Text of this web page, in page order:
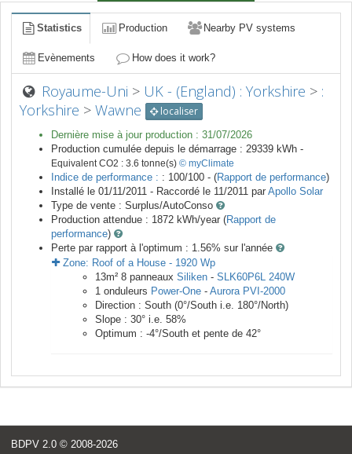
Statistics Production Nearby PV systems
Evènements How does it work?
Royaume-Uni > UK - (England) : Yorkshire > :
Yorkshire > Wawne localiser
Dernière mise à jour production : 31/07/2026
Production cumulée depuis le démarrage : 29339 kWh -
Equivalent CO2 : 3.6 tonne(s) © myClimate
Indice de performance : : 100/100 - (Rapport de performance)
Installé le 01/11/2011 - Raccordé le 11/2011 par Apollo Solar
Type de vente : Surplus/AutoConso
Production attendue : 1872 kWh/year (Rapport de
performance)
Perte par rapport à l'optimum : 1.56% sur l'année
Zone: Roof of a House - 1920 Wp
13m² 8 panneaux Siliken - SLK60P6L 240W
1 onduleurs Power-One - Aurora PVI-2000
Direction : South (0°/South i.e. 180°/North)
Slope : 30° i.e. 58%
Optimum : -4°/South et pente de 42°
BDPV 2.0 © 2008-2026